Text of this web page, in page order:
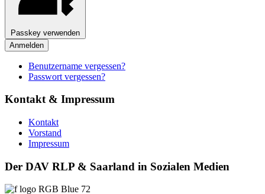
Passkey verwenden
Anmelden
Benutzername vergessen?
Passwort vergessen?
Kontakt & Impressum
Kontakt
Vorstand
Impressum
Der DAV RLP & Saarland in Sozialen Medien